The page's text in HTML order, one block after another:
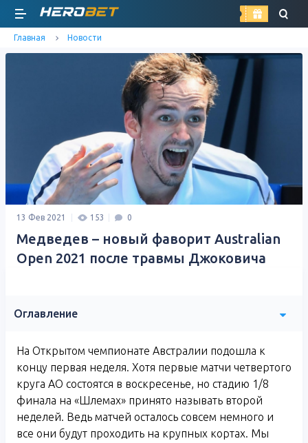
найти
Главная Новости
13 Фев 2021 153 0
Медведев – новый фаворит Australian
Open 2021 после травмы Джоковича
Оглавление
На Открытом чемпионате Австралии подошла к
концу первая неделя. Хотя первые матчи четвертого
круга АО состоятся в воскресенье, но стадию 1/8
финала на «Шлемах» принято называть второй
неделей. Ведь матчей осталось совсем немного и
все они будут проходить на крупных кортах. Мы